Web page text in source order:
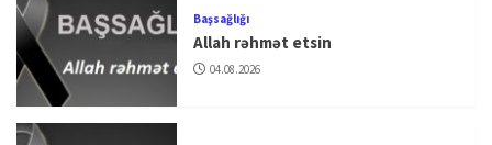
Başsağlığı
Allah rəhmət etsin
04.08.2026